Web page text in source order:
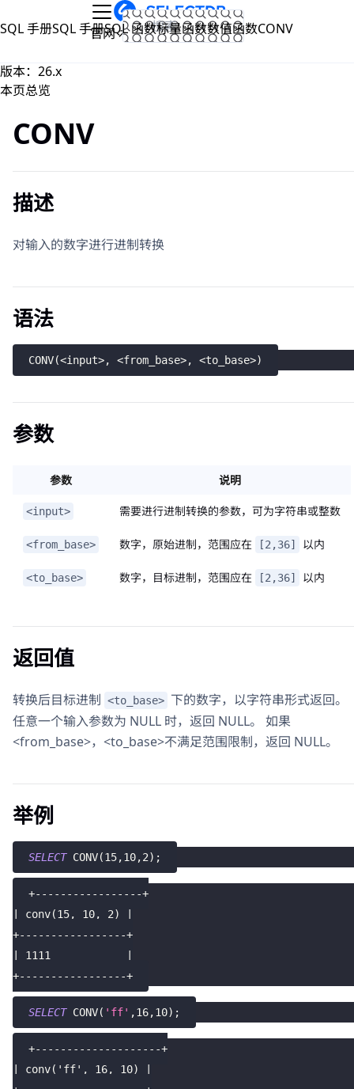
文档
官网
SQL 手册SQL 手册SQL 函数标量函数数值函数CONV
版本：26.x
本页总览
CONV
描述
对输入的数字进行进制转换
语法
CONV(<input>, <from_base>, <to_base>)
参数
参数 说明
<input> 需要进行进制转换的参数，可为字符串或整数
<from_base> 数字，原始进制，范围应在 [2,36] 以内
<to_base> 数字，目标进制，范围应在 [2,36] 以内
返回值
转换后目标进制 <to_base> 下的数字，以字符串形式返回。
任意一个输入参数为 NULL 时，返回 NULL。 如果
<from_base>，<to_base>不满足范围限制，返回 NULL。
举例
SELECT CONV(15,10,2) ;
+-----------------+
| conv(15, 10, 2) |
+-----------------+
| 1111            |
+-----------------+
SELECT CONV( 'ff' ,16,10) ;
+--------------------+
| conv('ff', 16, 10) |